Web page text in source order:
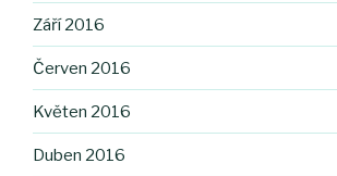
Září 2016
Červen 2016
Květen 2016
Duben 2016